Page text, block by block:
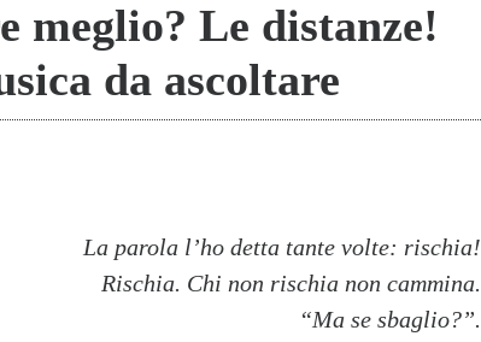
meglio? Le distanze!
da ascoltare
La parola l’ho detta tante volte: rischia!
Rischia. Chi non rischia non cammina.
“Ma se sbaglio?”.